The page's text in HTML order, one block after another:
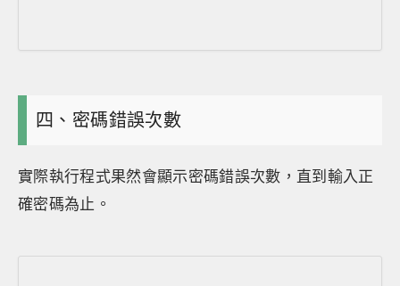
四、密碼錯誤次數
實際執行程式果然會顯示密碼錯誤次數，直到輸入正
確密碼為止。